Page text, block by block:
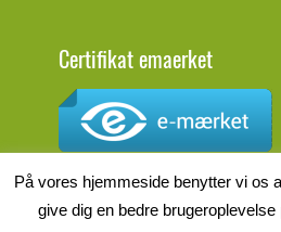
Certifikat emaerket
CVR.nr.: DK27927548
På vores hjemmeside benytter vi os
give dig en bedre